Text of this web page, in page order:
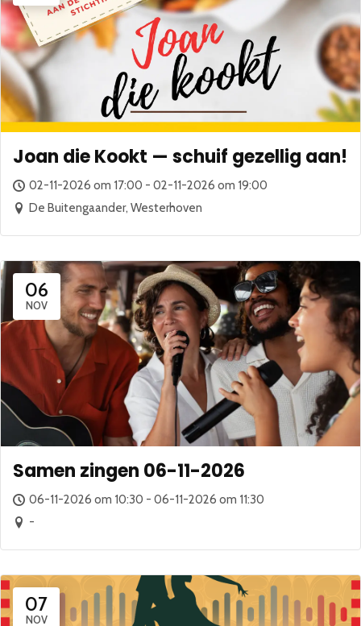
Joan die Kookt — schuif gezellig aan!
02-11-2026 om 17:00 - 02-11-2026 om 19:00
De Buitengaander, Westerhoven
06
NOV
Samen zingen 06-11-2026
06-11-2026 om 10:30 - 06-11-2026 om 11:30
-
07
NOV